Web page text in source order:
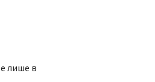
лише в